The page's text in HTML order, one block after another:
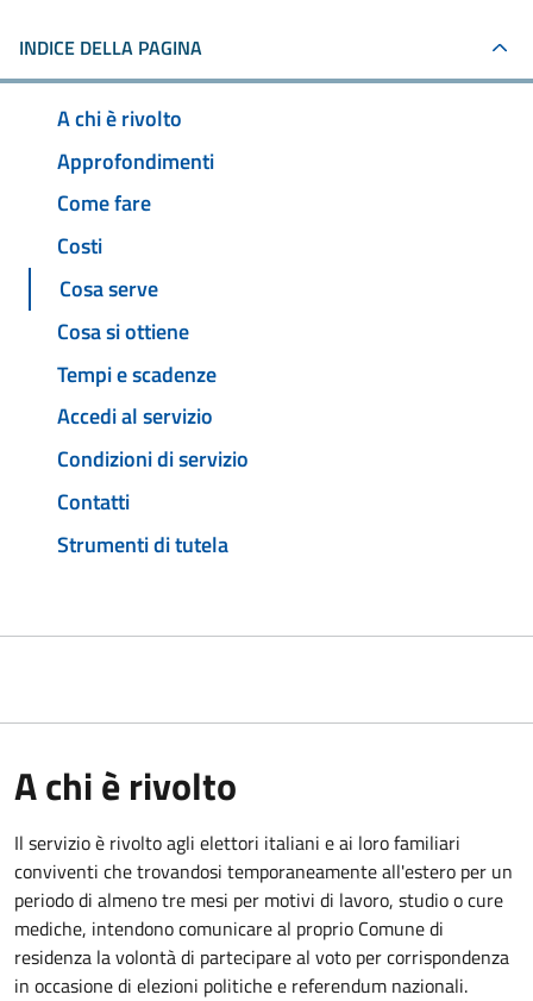
INDICE DELLA PAGINA
A chi è rivolto
Approfondimenti
Come fare
Costi
Cosa serve
Cosa si ottiene
Tempi e scadenze
Accedi al servizio
Condizioni di servizio
Contatti
Strumenti di tutela
A chi è rivolto
Il servizio è rivolto agli elettori italiani e ai loro familiari
conviventi che trovandosi temporaneamente all'estero per un
periodo di almeno tre mesi per motivi di lavoro, studio o cure
mediche, intendono comunicare al proprio Comune di
residenza la volontà di partecipare al voto per corrispondenza
in occasione di elezioni politiche e referendum nazionali.